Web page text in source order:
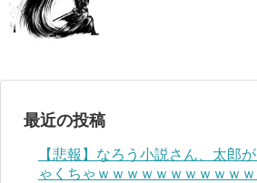
最近の投稿
【悲報】なろう小説さん、太郎
ゃくちゃｗｗｗｗｗｗｗｗｗｗｗ